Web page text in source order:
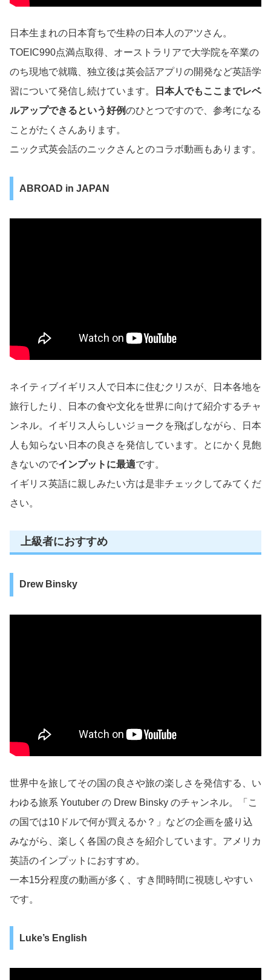
日本生まれの日本育ちで生粋の日本人のアツさん。
TOEIC990点満点取得、オーストラリアで大学院を卒業の
のち現地で就職、独立後は英会話アプリの開発など英語学
習について発信し続けています。
日本人でもここまでレベ
ルアップできるという好例のひとつですので、参考になる
ことがたくさんあります。
ニック式英会話のニックさんとのコラボ動画もあります。
ABROAD in JAPAN
ネイティブイギリス人で日本に住むクリスが、日本各地を
旅行したり、日本の食や文化を世界に向けて紹介するチャ
ンネル。イギリス人らしいジョークを飛ばしながら、日本
人も知らない日本の良さを発信しています。とにかく見飽
きないのでインプットに最適です。
イギリス英語に親しみたい方は是非チェックしてみてくだ
さい。
上級者におすすめ
Drew Binsky
世界中を旅してその国の良さや旅の楽しさを発信する、い
わゆる旅系 Youtuber の Drew Binsky のチャンネル。「こ
の国では10ドルで何が買えるか？」などの企画を盛り込
みながら、楽しく各国の良さを紹介しています。アメリカ
英語のインプットにおすすめ。
一本15分程度の動画が多く、すき間時間に視聴しやすい
です。
Luke’s English